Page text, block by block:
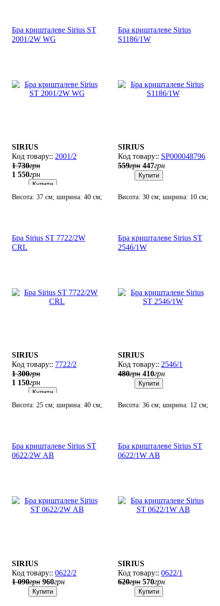
Бра кришталеве Sirius SТ
2001/2W WG
SIRIUS
2001/2
1 730грн
1 550грн
Купити
Висота: 37 см; ширина: 40 см;
Бра кришталеве Sirius
S1186/1W
SIRIUS
SP000048796
559грн 447грн
Купити
Висота: 30 см; ширина: 10 см;
Бра Sirius SТ 7722/2W
CRL
SIRIUS
7722/2
1 300грн
1 150грн
Купити
Висота: 25 см; ширина: 40 см;
Бра кришталеве Sirius SТ
2546/1W
SIRIUS
2546/1
480грн 410грн
Купити
Висота: 36 см; ширина: 12 см;
Бра кришталеве Sirius SТ
0622/2W АВ
SIRIUS
0622/2
1 090грн 960грн
Купити
Бра кришталеве Sirius SТ
0622/1W АВ
SIRIUS
0622/1
620грн 570грн
Купити